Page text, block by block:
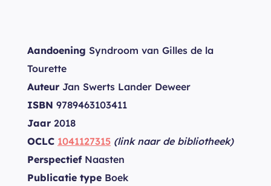
Aandoening Syndroom van Gilles de la
Tourette
Auteur Jan Swerts Lander Deweer
ISBN 9789463103411
Jaar 2018
OCLC 1041127315 (link naar de bibliotheek)
PerspectiefNaasten
Publicatie type Boek